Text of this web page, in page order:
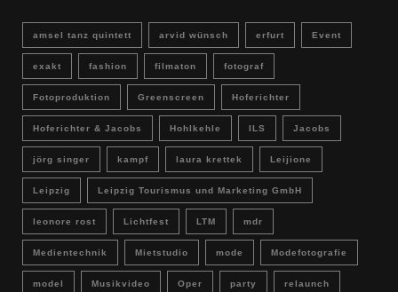
amsel tanz quintett arvid wünsch erfurt Event
exakt fashion filmaton fotograf
Fotoproduktion Greenscreen Hoferichter
Hoferichter & Jacobs Hohlkehle ILS Jacobs
jörg singer kampf laura krettek Leijione
Leipzig Leipzig Tourismus und Marketing GmbH
leonore rost Lichtfest LTM mdr
Medientechnik Mietstudio mode Modefotografie
model Musikvideo Oper party relaunch